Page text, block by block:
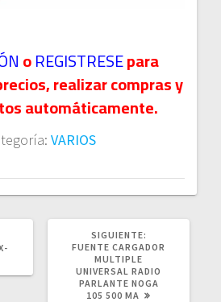
oREGISTRESEpara
realizar compras y
automáticamente.
VARIOS
SIGUIENTE:
POST:
FUENTE CARGADOR
MULTIPLE
UNIVERSAL RADIO
PARLANTE NOGA
105 500 MA